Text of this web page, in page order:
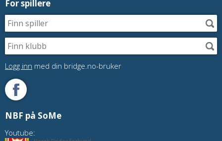
For spillere
Logg inn med din bridge.no-bruker
NBF på SoMe
Youtube: